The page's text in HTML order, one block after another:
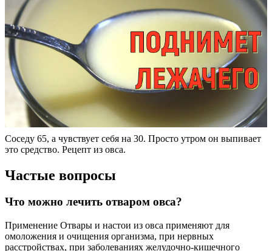
Соседу 65, а чувствует себя на 30. Просто утром он выпивает
это средство. Рецепт из овса.
Частые вопросы
Что можно лечить отваром овса?
Применение Отвары и настои из овса применяют для
омоложения и очищения организма, при нервных
расстройствах, при заболеваниях желудочно-кишечного